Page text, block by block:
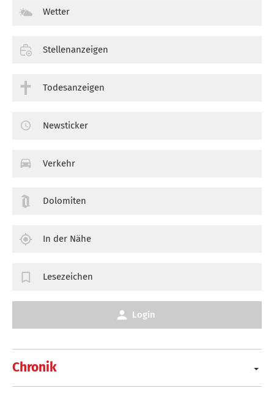
Chronik
Wetter
Stellenanzeigen
Todesanzeigen
Newsticker
Verkehr
Dolomiten
In der Nähe
Lesezeichen
Login